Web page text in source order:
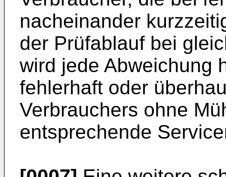
nacheinander
der Prüfablauf bei
wird jede Abweichung
fehlerhaft oder
Verbrauchers ohne
entsprechende